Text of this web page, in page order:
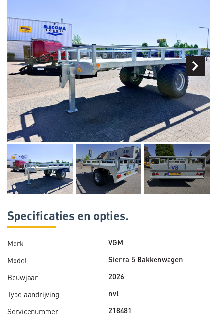
Specificaties en opties.
Merk VGM
Model Sierra 5 Bakkenwagen
Bouwjaar 2026
Type aandrijving nvt
Servicenummer 218481